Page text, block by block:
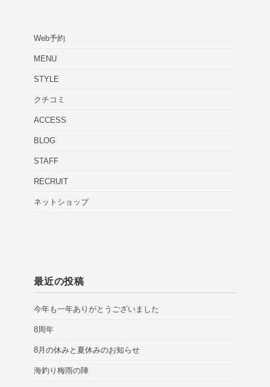
Web予約
MENU
STYLE
クチコミ
ACCESS
BLOG
STAFF
RECRUIT
ネットショップ
最近の投稿
今年も一年ありがとうございました
8周年
8月の休みと夏休みのお知らせ
海釣り梅雨の陣